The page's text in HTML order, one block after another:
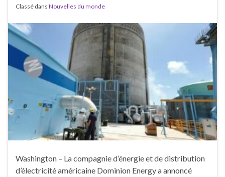
Classé dans Nouvelles du monde
Washington – La compagnie d’énergie et de distribution
d’électricité américaine Dominion Energy a annoncé